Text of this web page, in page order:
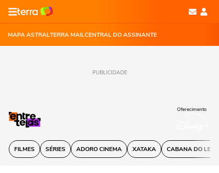
MAPA ASTRALTERRA MAILCENTRAL DO ASSINANTE
PUBLICIDADE
FILMES SÉRIES ADORO CINEMA XATAKA CABANA DO
Oferecimento